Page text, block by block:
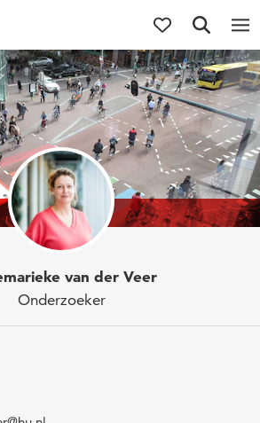
van der Veer
Onderzoeker